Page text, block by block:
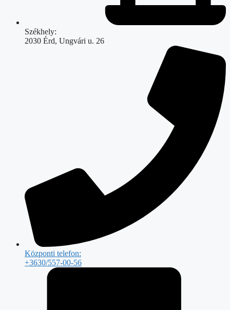
Székhely:
2030 Érd, Ungvári u. 26
Központi telefon:
+3630/557-00-56